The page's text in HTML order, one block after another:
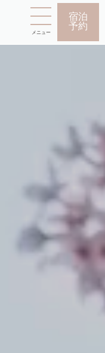
宿泊
予約
メニュー